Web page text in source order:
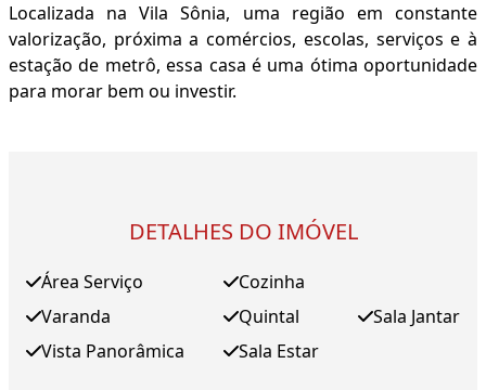
Localizada na Vila Sônia, uma região em constante
valorização, próxima a comércios, escolas, serviços e à
estação de metrô, essa casa é uma ótima oportunidade
para morar bem ou investir.
DETALHES DO IMÓVEL
Área Serviço
Varanda
Vista Panorâmica
Cozinha
Quintal
Sala Estar
Sala Jantar